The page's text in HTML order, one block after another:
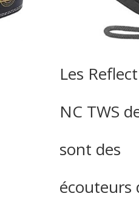
Les
NC TWS
sont des
écouteurs